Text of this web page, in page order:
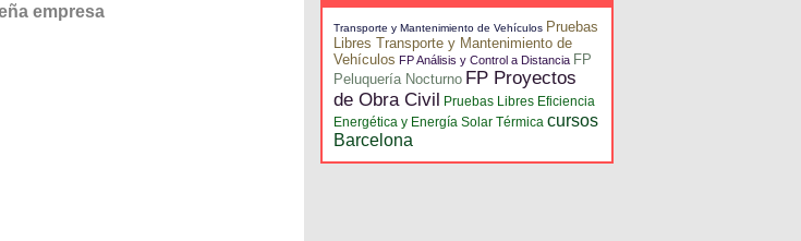
empresa
Transporte y Mantenimiento de Vehículos Pruebas
Libres Transporte y Mantenimiento de
Vehículos FP Análisis y Control a Distancia FP
Peluquería Nocturno FP Proyectos
de Obra Civil Pruebas Libres Eficiencia
Energética y Energía Solar Térmica cursos
Barcelona